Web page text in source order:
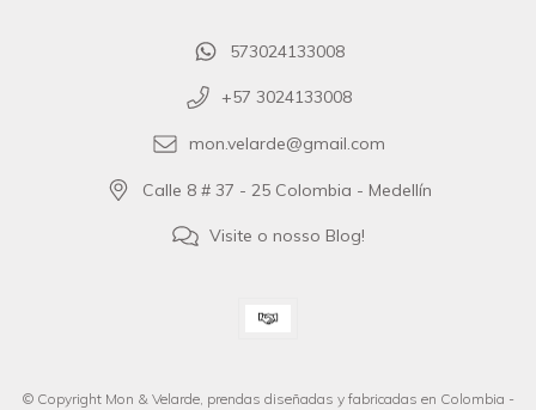
573024133008
+57 3024133008
mon.velarde@gmail.com
Calle 8 # 37 - 25 Colombia - Medellín
Visite o nosso Blog!
© Copyright Mon & Velarde, prendas diseñadas y fabricadas en Colombia -